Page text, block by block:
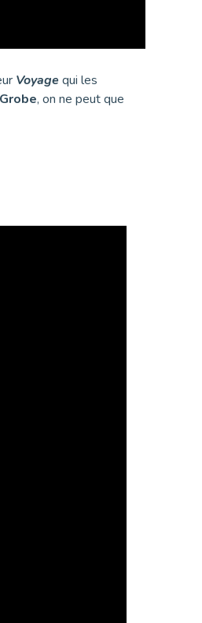
Voyagequi les
, on ne peut que